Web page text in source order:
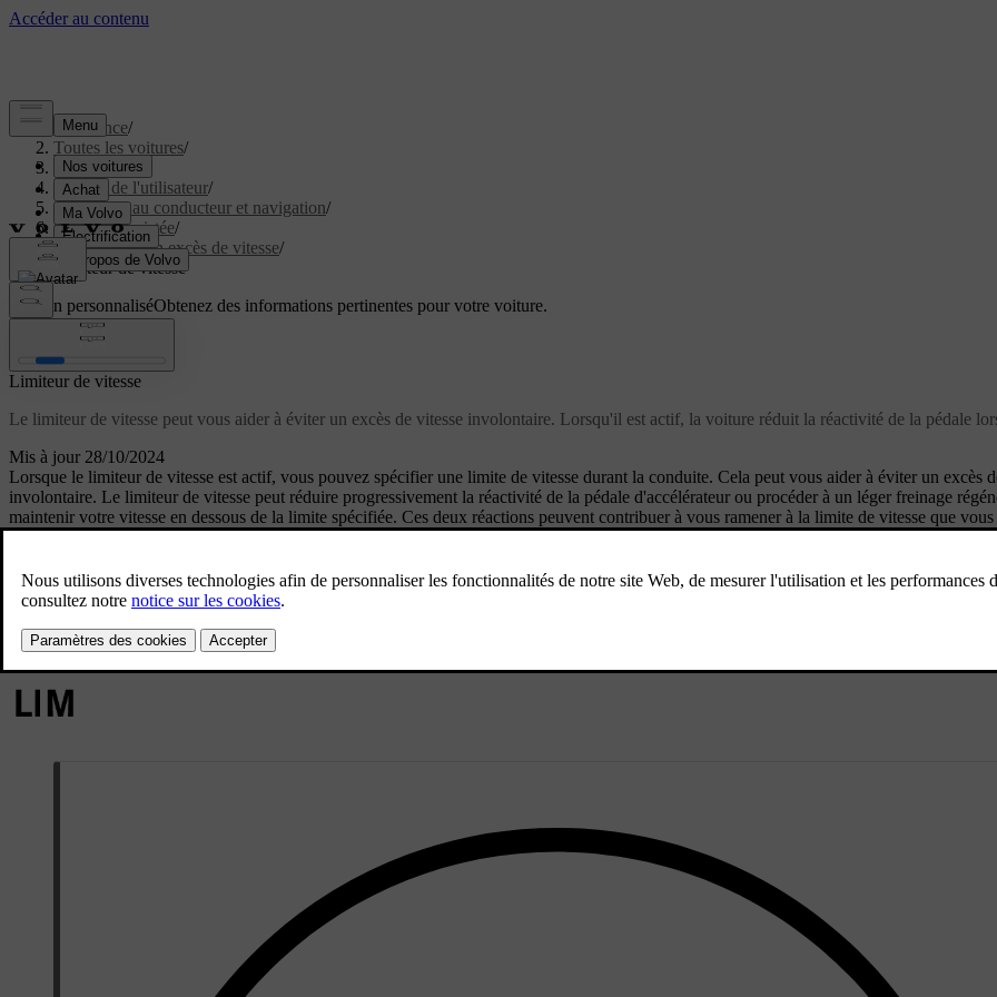
Assistance/
Toutes les voitures/
EC40 2027/
Manuel de l'utilisateur/
Assistance au conducteur et navigation/
Conduite assistée/
Réaction à un excès de vitesse/
Limiteur de vitesse
Soutien personnaliséObtenez des informations pertinentes pour votre voiture.
Connexion
Mis à jour 28/10/2024
Limiteur de vitesse
Le limiteur de vitesse peut vous aider à éviter un excès de vitesse involontaire. Lorsqu'il est actif, la voiture réduit la réactivité de la pédale
Lorsque le limiteur de vitesse est actif, vous pouvez spécifier une limite de vitesse durant la conduite. Cela peut vous aider à éviter un excès
involontaire. Le limiteur de vitesse peut réduire progressivement la réactivité de la pédale d'accélérateur ou procéder à un léger freinage
maintenir votre vitesse en dessous de la limite spécifiée. Ces deux réactions peuvent contribuer à vous ramener à la limite de vitesse que vous
spécifiée. Vous pouvez à tout moment ignorer le limiteur de vitesse en appuyant plus fort sur la pédale d'accélérateur.
Le limiteur de vitesse doit être activé dans les paramètres pour être utilisé. Il est ensuite disponible à l'activation pendant que vous conduisez.
Lorsque le limiteur de vitesse est actif, cela est indiqué à l'écran conducteur.